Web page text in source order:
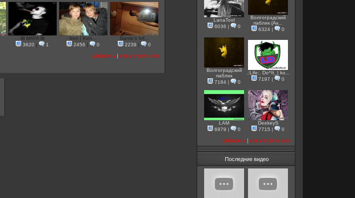
llll MAYA llll
3620
1
Iron | Ken...
2456
0
Dante's Inf...
2239
0
добавить посмотреть все
LanaTool
6036
0
Волгоградский
паблик (Ак...
6324
0
Волгоградский
паблик
7184
0
.:Life:. Do^It_| ko...
7197
0
LAM
6979
0
DeekeyS
7715
0
добавить посмотреть все
Последние видео